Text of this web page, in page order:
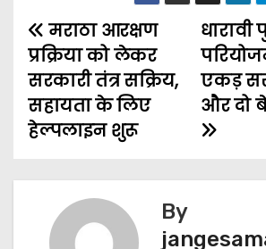
धारावी
एकड़
और दो
मराठा आरक्षण
प्रक्रिया को लेकर
सरकारी तंत्र सक्रिय,
सहायता के लिए
हेल्पलाइन शुरू
By